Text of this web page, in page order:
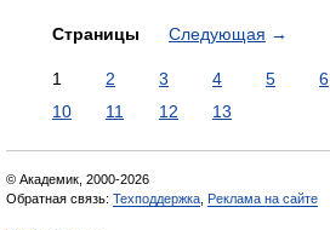
Страницы Следующая →
1 2 3 4 5 6
10
11 12 13
© Академик, 2000-2026
Обратная связь: Техподдержка Реклама на сайте